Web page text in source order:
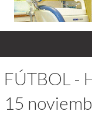
FÚTBOL -
15